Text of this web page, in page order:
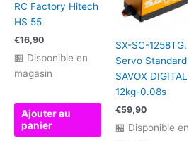
RC Factory Hitech
HS 55
€16,90
🏪 Disponible en
magasin
Ajouter au
panier
SX-SC-1258TG.
Servo Standard
SAVOX DIGITAL
12kg-0.08s
€59,90
🏪 Disponible en